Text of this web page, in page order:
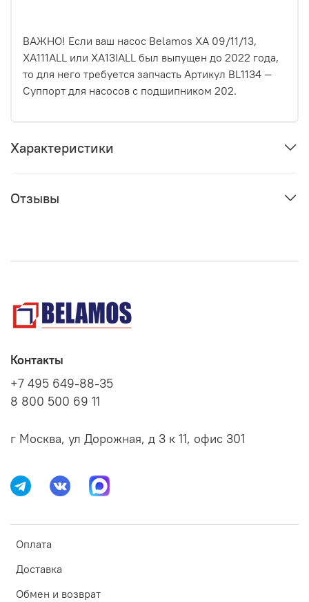
ВАЖНО! Если ваш насос Belamos XA 09/11/13,
XA111ALL или XA13IALL был выпущен до 2022 года,
то для него требуется запчасть Артикул BL1134 —
Суппорт для насосов с подшипником 202.
Характеристики
Отзывы
Оплата
Доставка
Обмен и возврат
Контакты
+7 495 649-88-35
8 800 500 69 11
г Москва, ул Дорожная, д 3 к 11, офис 301